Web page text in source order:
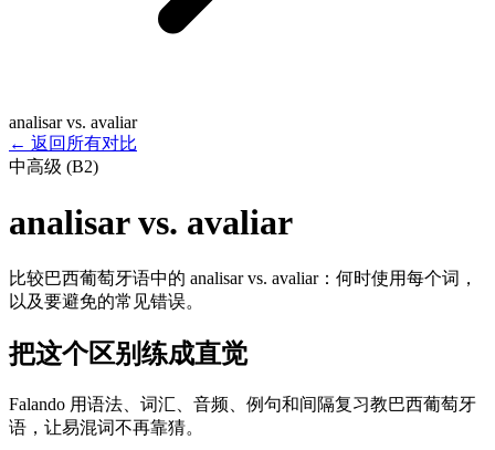
analisar vs. avaliar
← 返回所有对比
中高级 (B2)
analisar vs. avaliar
比较巴西葡萄牙语中的 analisar vs. avaliar：何时使用每个词，
以及要避免的常见错误。
把这个区别练成直觉
Falando 用语法、词汇、音频、例句和间隔复习教巴西葡萄牙
语，让易混词不再靠猜。